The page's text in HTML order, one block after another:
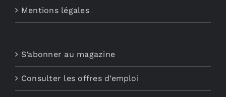
Mentions légales
S’abonner au magazine
Consulter les offres d’emploi